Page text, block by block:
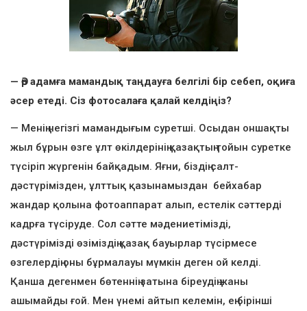
— Әр адамға мамандық таңдауға белгілі бір себеп, оқиға
әсер етеді. Сіз фотосалаға қалай келдіңіз?
— Менің негізгі мамандығым суретші. Осыдан оншақты
жыл бұрын өзге ұлт өкілдерінің қазақтың тойын суретке
түсіріп жүргенін байқадым. Яғни, біздің салт-
дәстүрімізден, ұлттық қазынамыздан бейхабар
жандар қолына фотоаппарат алып, естелік сәттерді
кадрға түсіруде. Сол сәтте мәдениетімізді,
дәстүрімізді өзіміздің қазақ бауырлар түсірмесе
өзгелердің оны бұрмалауы мүмкін деген ой келді.
Қанша дегенмен бөтеннің затына біреудің жаны
ашымайды ғой. Мен үнемі айтып келемін, ең бірінші